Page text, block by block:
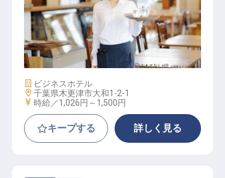
料飲サービス（レストラン・バンケ
ット）
施設業態
ビジネスホテル
勤務地
千葉県木更津市大和1-2-1
給与
時給／1,026円～ 1,500円
キープする 詳しく見る